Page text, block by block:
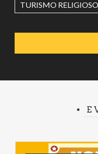
Value in decimal
TURISMO RELIGIOSO